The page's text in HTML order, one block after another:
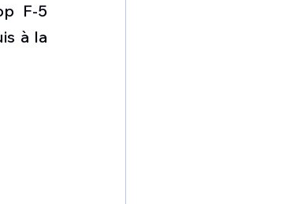
ESPACE
F-5
à la